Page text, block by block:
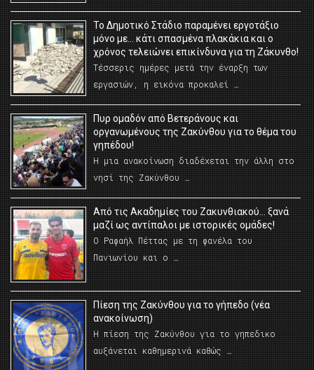
Το Δημοτικό Στάδιο παραμένει εργοτάξιο
μόνο με… κάτι σπασμένα πλακάκια και ο
χρόνος τελειώνει επικίνδυνα για τη Ζάκυνθο!
Τέσσερις ημέρες μετά την έναρξη των
εργασιών, η εικόνα προκαλεί …
Πυρ ομαδόν από Βετεράνους και
οργανωμένους της Ζακύνθου για το θέμα του
γηπέδου!
Η μια ανακοίνωση διαδέχεται την άλλη στο
νησί της Ζακύνθου …
Από τις Ακαδημίες του Ζακυνθιακού… ξανά
μαζί ως αντίπαλοι με ιστορικές ομάδες!
Ο Ραφαήλ Πέττας με τη φανέλα του
Πανιωνίου και ο …
Πίεση της Ζακύνθου για το γήπεδο (νέα
ανακοίνωση)
Η πίεση της Ζακύνθου για το γηπεδικο
αυξάνεται καθημερινά καθώς …